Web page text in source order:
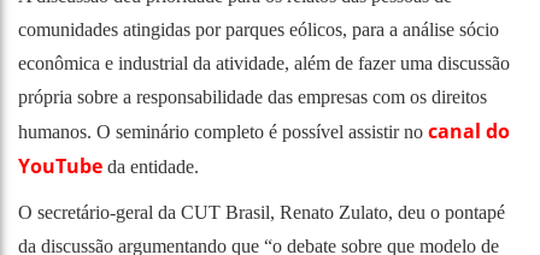
comunidades atingidas por parques eólicos, para a análise sócio
econômica e industrial da atividade, além de fazer uma discussão
própria sobre a responsabilidade das empresas com os direitos
humanos. O seminário completo é possível assistir no canal do
YouTube da entidade.
O secretário-geral da CUT Brasil, Renato Zulato, deu o pontapé
da discussão argumentando que “o debate sobre que modelo de